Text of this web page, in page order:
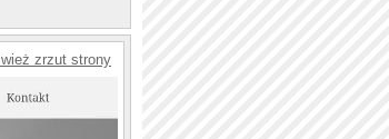
zrzut strony